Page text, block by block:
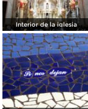
Interior de la iglesia